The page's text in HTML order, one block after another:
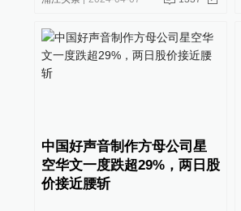
中国好声音制作方母公司星
空华文一度跌超29%，两日股
价接近腰斩